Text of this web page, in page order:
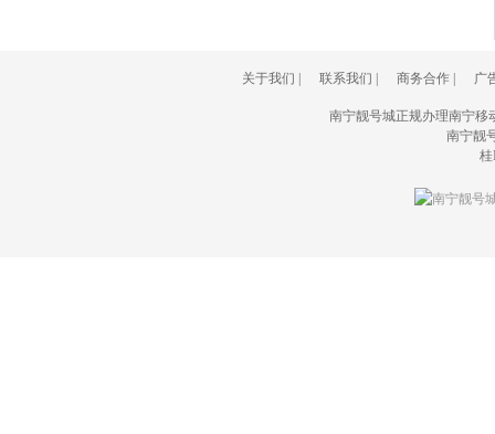
关于我们 联系我们 商务合作| 广
南宁靓号城正规办理南宁移
南宁靓
桂